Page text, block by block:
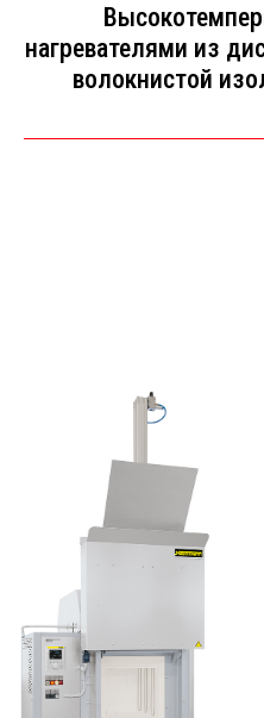
нагревателями из
волокнистой